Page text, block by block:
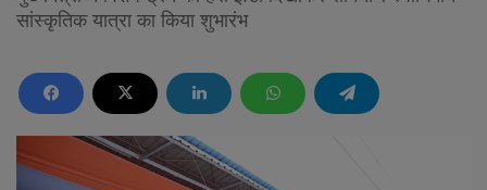
सांस्कृतिक यात्रा का किया शुभारंभ